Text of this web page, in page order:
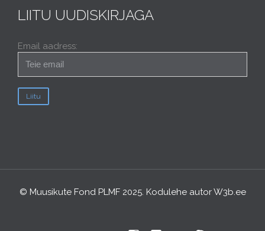
LIITU UUDISKIRJAGA
Email aadress:
© Muusikute Fond PLMF 2025. Kodulehe autorW3b.ee